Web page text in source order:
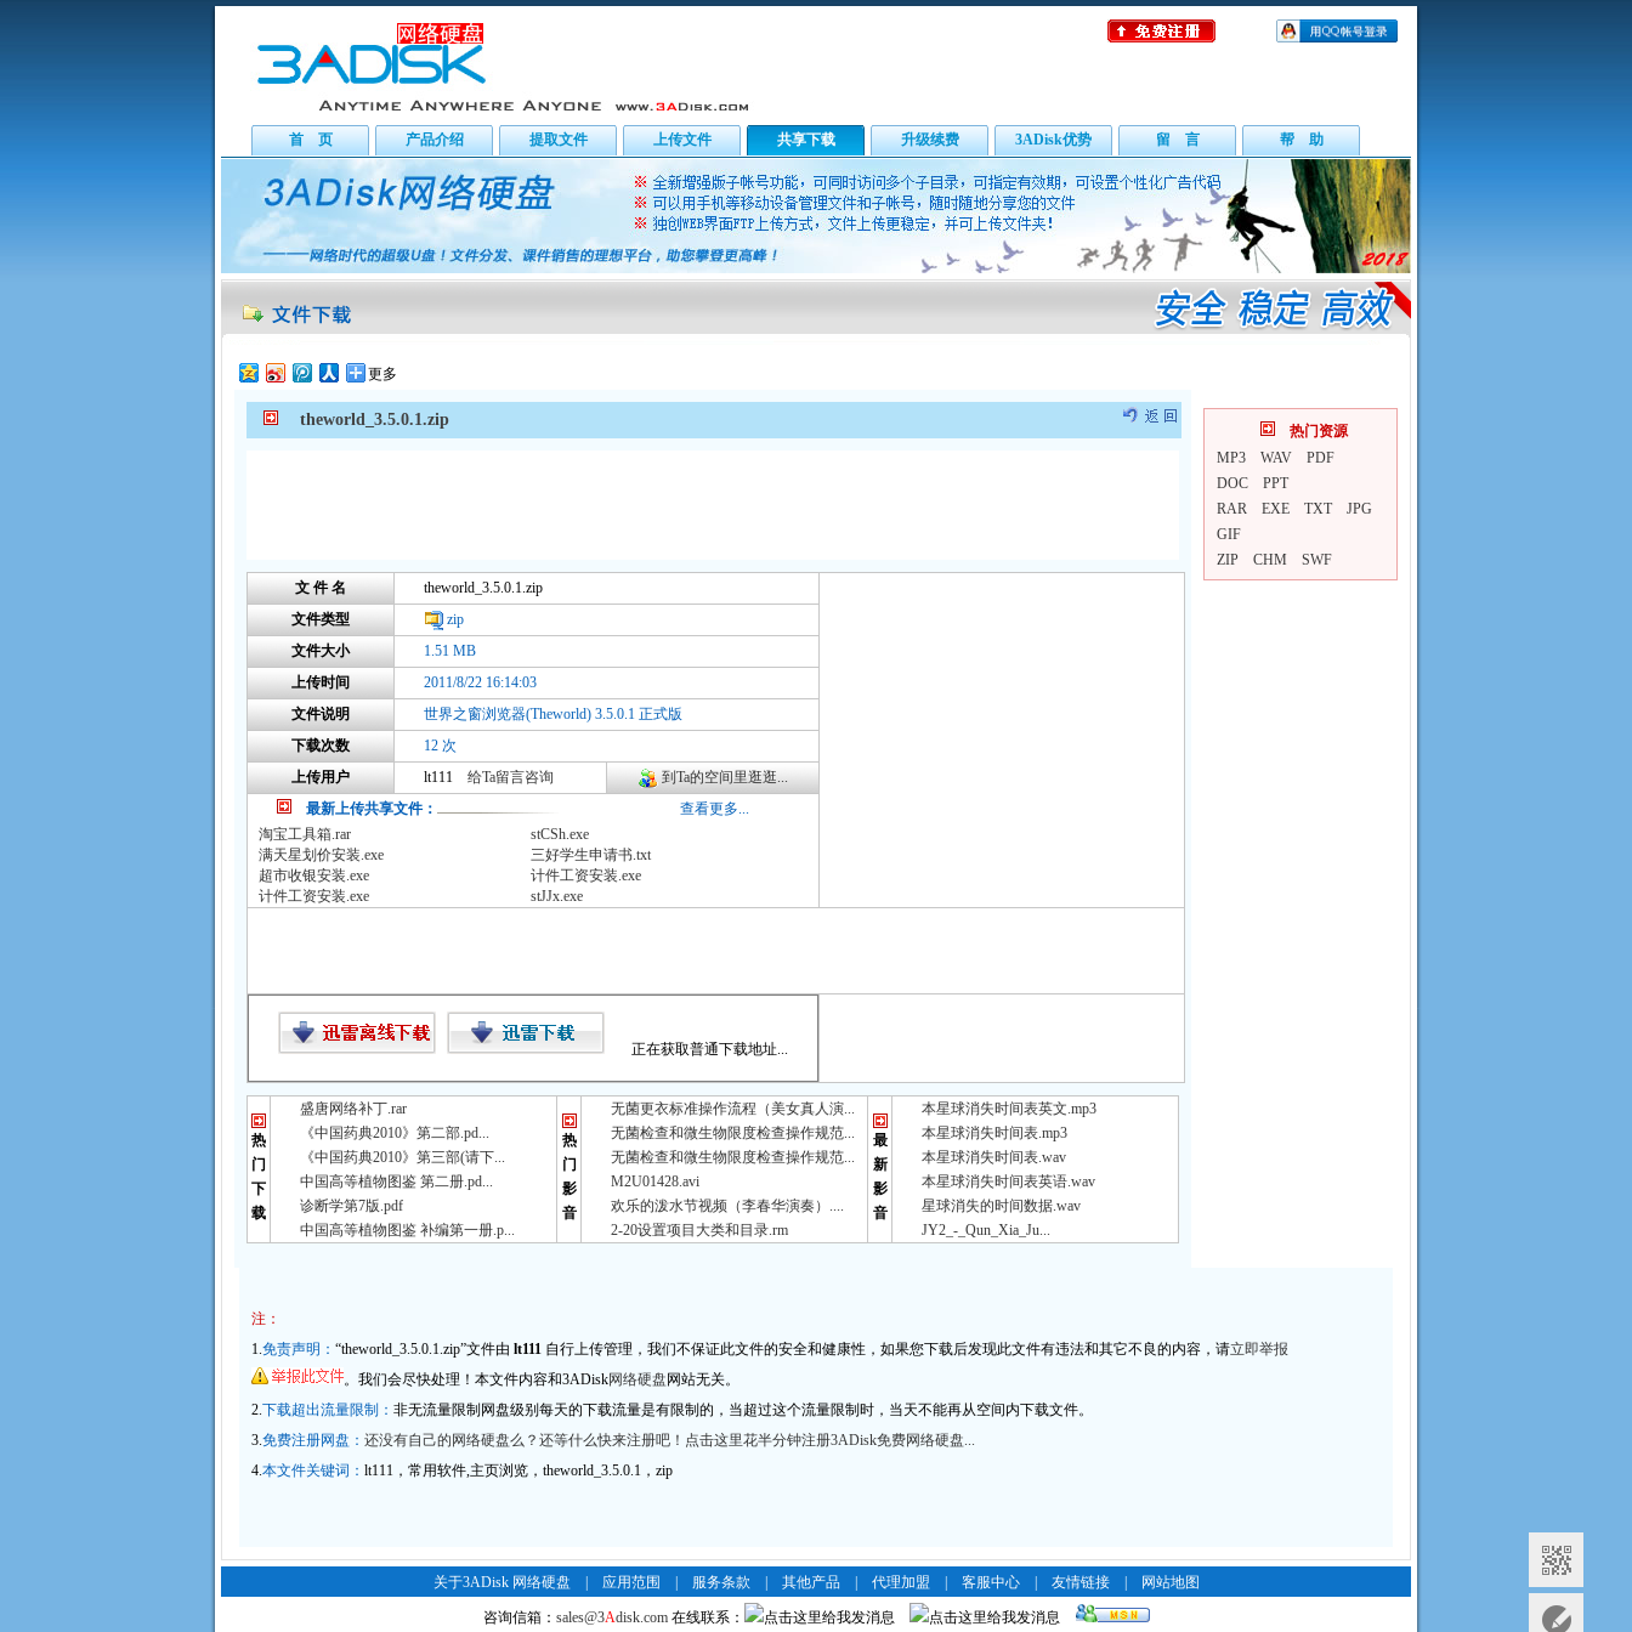
首 页 产品介绍 提取文件 上传文件 共享下载 升级续费 3ADisk优势 留 言 帮 助
更多
theworld_3.5.0.1.zip
文 件 名
theworld_3.5.0.1.zip
文件类型
zip
文件大小
1.51 MB
上传时间
2011/8/22 16:14:03
文件说明
世界之窗浏览器(Theworld) 3.5.0.1 正式版
下载次数
12 次
上传用户
lt111 给Ta留言咨询
到Ta的空间里逛逛...
最新上传共享文件：
查看更多...
淘宝工具箱.rar
stCSh.exe
满天星划价安装.exe
三好学生申请书.txt
超市收银安装.exe
计件工资安装.exe
计件工资安装.exe
stJJx.exe
正在获取普通下载地址...
热
门
下
载
盛唐网络补丁.rar
《中国药典2010》第二部.pd...
《中国药典2010》第三部(请下...
中国高等植物图鉴 第二册.pd...
诊断学第7版.pdf
中国高等植物图鉴 补编第一册.p...
热
门
影
音
无菌更衣标准操作流程（美女真人演...
无菌检查和微生物限度检查操作规范...
无菌检查和微生物限度检查操作规范...
M2U01428.avi
欢乐的泼水节视频（李春华演奏）....
2-20设置项目大类和目录.rm
最
新
影
音
本星球消失时间表英文.mp3
本星球消失时间表.mp3
本星球消失时间表.wav
本星球消失时间表英语.wav
星球消失的时间数据.wav
JY2_-_Qun_Xia_Ju...
热门资源
MP3
WAV
PDF
DOC
PPT
RAR
EXE TXT
JPG
GIF
ZIP
CHM SWF
注：
1.免责声明：“theworld_3.5.0.1.zip”文件由lt111 自行上传管理，我们不保证此文件的安全和健康性，如果您下载后发现此文件有违法和其它不良的内容，请立即举报
。我们会尽快处理！本文件内容和3ADisk网络硬盘 网站无关。
2.下载超出流量限制：非无流量限制网盘级别每天的下载流量是有限制的，当超过这个流量限制时，当天不能再从空间内下载文件。
3.免费注册网盘：还没有自己的网络硬盘么？还等什么快来注册吧！点击这里花半分钟注册3ADisk免费网络硬盘...
4.本文件关键词：lt111，常用软件,主页浏览，theworld_3.5.0.1，zip
关于3ADisk 网络硬盘 应用范围 服务条款 其他产品| 代理加盟 客服中心| 友情链接| 网站地图
咨询信箱： sales@3Adisk.com在线联系：